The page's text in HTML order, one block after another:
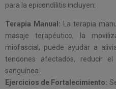
para la epicondilitis incluyen:
Terapia Manual: La terapia
masaje terapéutico, la
miofascial, puede ayudar a
tendones afectados, reducir
sanguínea.
Ejercicios de Fortalecimiento: